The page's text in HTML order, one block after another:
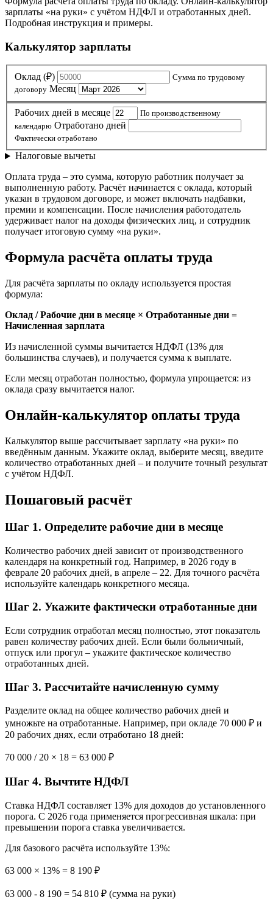
зарплаты «на руки» с учётом НДФЛ и отработанных дней.
Подробная инструкция и примеры.
Калькулятор зарплаты
Оклад (₽)
Сумма по трудовому
договору Месяц
Рабочих дней в месяце
По производственному
календарю Отработано дней
Фактически отработано
Налоговые вычеты
Оплата труда – это сумма, которую работник получает за
выполненную работу. Расчёт начинается с оклада, который
указан в трудовом договоре, и может включать надбавки,
премии и компенсации. После начисления работодатель
удерживает налог на доходы физических лиц, и сотрудник
получает итоговую сумму «на руки».
Формула расчёта оплаты труда
Для расчёта зарплаты по окладу используется простая
формула:
Оклад / Рабочие дни в месяце × Отработанные дни =
Начисленная зарплата
Из начисленной суммы вычитается НДФЛ (13% для
большинства случаев), и получается сумма к выплате.
Если месяц отработан полностью, формула упрощается: из
оклада сразу вычитается налог.
Онлайн-калькулятор оплаты труда
Калькулятор выше рассчитывает зарплату «на руки» по
введённым данным. Укажите оклад, выберите месяц, введите
количество отработанных дней – и получите точный результат
с учётом НДФЛ.
Пошаговый расчёт
Шаг 1. Определите рабочие дни в месяце
Количество рабочих дней зависит от производственного
календаря на конкретный год. Например, в 2026 году в
феврале 20 рабочих дней, в апреле – 22. Для точного расчёта
используйте календарь конкретного месяца.
Шаг 2. Укажите фактически отработанные дни
Если сотрудник отработал месяц полностью, этот показатель
равен количеству рабочих дней. Если были больничный,
отпуск или прогул – укажите фактическое количество
отработанных дней.
Шаг 3. Рассчитайте начисленную сумму
Разделите оклад на общее количество рабочих дней и
умножьте на отработанные. Например, при окладе 70 000 ₽ и
20 рабочих днях, если отработано 18 дней:
70 000 / 20 × 18 = 63 000 ₽
Шаг 4. Вычтите НДФЛ
Ставка НДФЛ составляет 13% для доходов до установленного
порога. С 2026 года применяется прогрессивная шкала: при
превышении порога ставка увеличивается.
Для базового расчёта используйте 13%:
63 000 × 13% = 8 190 ₽
63 000 - 8 190 = 54 810 ₽ (сумма на руки)